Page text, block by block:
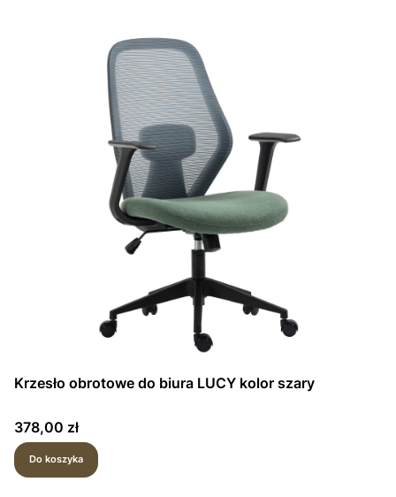
Krzesło obrotowe do biura LUCY kolor szary
Cena
378,00 zł
Do koszyka